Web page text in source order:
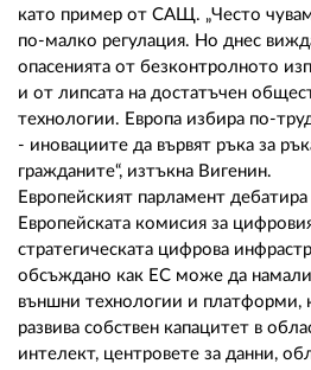
като пример от САЩ. „Често
по-малко регулация. Но днес
опасенията от безконтролното
и от липсата на достатъчен
технологии. Европа избира по-
- иновациите да вървят ръка за
гражданите“, изтъкна Вигенин.
Европейският парламент дебатира
Европейската комисия за
стратегическата цифрова
обсъждано как ЕС може да намали
външни технологии и платформи,
развива собствен капацитет в
интелект, центровете за данни,